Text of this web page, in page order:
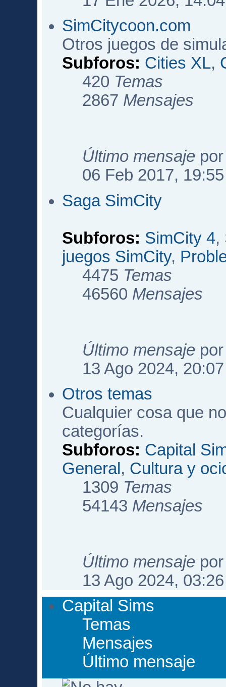
SimCitycoon.com
Otros juegos de
Subforos: Cities XL,
420 Temas
2867 Mensajes
Último mensaje
06 Feb 2017, 19:55
Saga SimCity
Subforos: SimCity 4,
juegos SimCity,
4475 Temas
46560 Mensajes
Último mensaje
13 Ago 2024, 20:07
Otros temas
Cualquier cosa que
categorías.
Subforos: Capital
General , Cultura y
1309 Temas
54143 Mensajes
Último mensaje
13 Ago 2024, 03:26
Capital Sims
Temas
Mensajes
Último mensaje